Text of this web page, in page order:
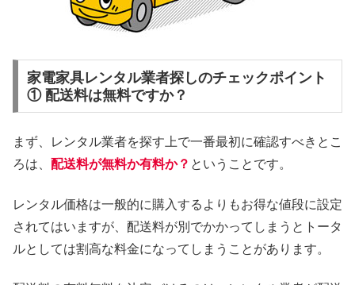
家電家具レンタル業者探しのチェックポイント
① 配送料は無料ですか？
まず、レンタル業者を探す上で一番最初に確認すべきとこ
ろは、 配送料が無料か有料か？ ということです。
レンタル価格は一般的に購入するよりもお得な値段に設定
されてはいますが、配送料が別でかかってしまうとトータ
ルとしては割高な料金になってしまうことがあります。